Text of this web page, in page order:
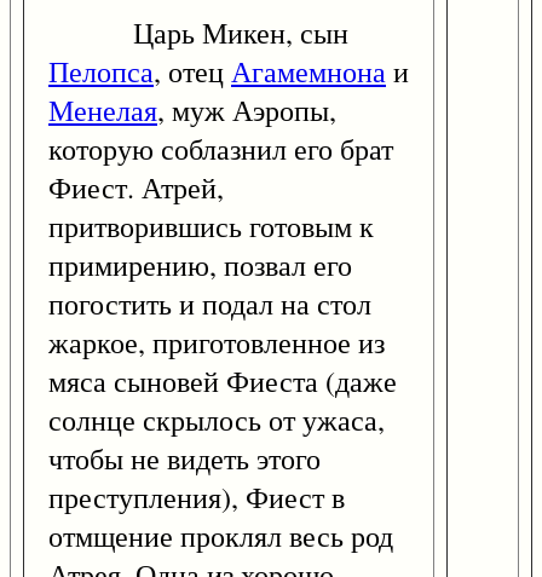
Царь Микен, сын
Пелопса, отецАгамемнонаи
Менелая, муж Аэропы,
которую соблазнил его брат
Фиест. Атрей,
притворившись готовым к
примирению, позвал его
погостить и подал на стол
жаркое, приготовленное из
мяса сыновей Фиеста (даже
солнце скрылось от ужаса,
чтобы не видеть этого
преступления), Фиест в
отмщение проклял весь род